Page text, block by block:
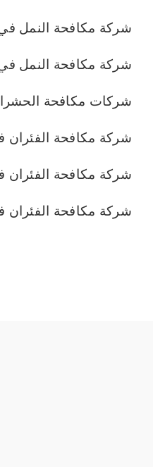
شركة مكافحة النمل
شركة مكافحة النمل
شركات مكافحة
شركة مكافحة الفئران
شركة مكافحة الفئران
شركة مكافحة الفئران